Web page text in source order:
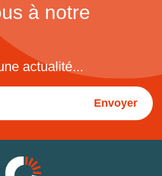
à notre
actualité...
Envoyer